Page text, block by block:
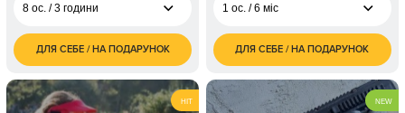
8 ос. / 3 години
9 500
грн
ДЛЯ СЕБЕ / НА ПОДАРУНОК
1 ос. / 6 міс
2 000
грн
3 000
грн
ДЛЯ СЕБЕ / НА ПОДАРУНОК
HIT NEW